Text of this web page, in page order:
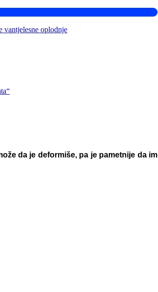
vantjelesne oplodnje
da je deformiše, pa je pametnije da im